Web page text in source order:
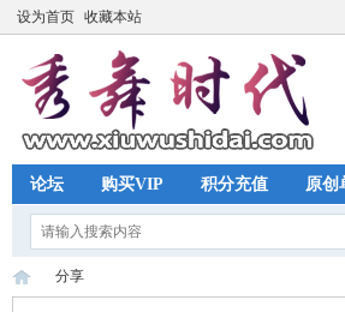
设为首页 收藏本站
论坛 购买VIP 积分充值 原创
分享